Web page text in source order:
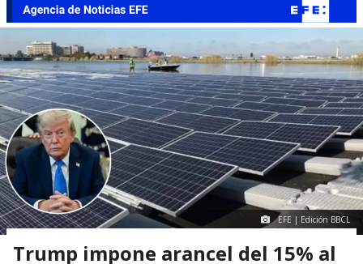
EFE | Edición BBCL
Trump impone arancel del 15% al